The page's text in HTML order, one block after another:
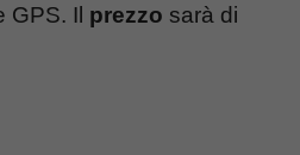
GPS. Il prezzo sarà di